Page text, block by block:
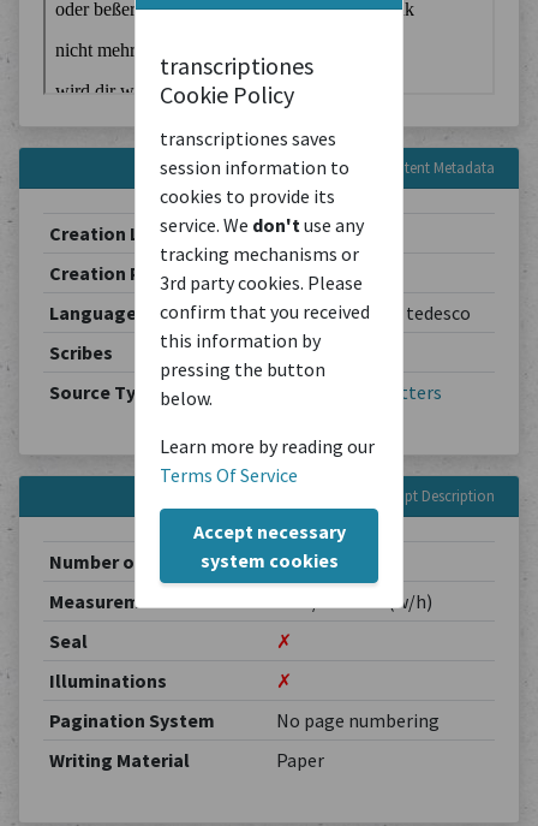
transcriptiones
Cookie Policy
transcriptiones saves
session information to
cookies to provide its
service. We don't use any
tracking mechanisms or
3rd party cookies. Please
confirm that you received
this information by
pressing the button
below.
Learn more by reading our
Terms Of Service
Accept necessary
system cookies
Content Metadata
Creation Location
Berlin
Creation Period
1902-03-19
Languages
Deutsch / allemand / tedesco
Scribes
Theodor Schiemann
Source Type
Letters
Manuscript Description
Number of Pages
4
Measurements
0.00 / 0.00 cm (w/h)
Seal
✗
Illuminations
✗
Pagination System
No page numbering
Writing Material
Paper